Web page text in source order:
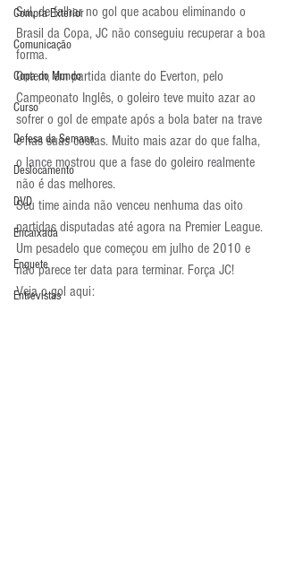
Compra Exterior
Comunicação
Copa do Mundo
Curso
Defesa da Semana
Deslocamento
DVD
Encaixada
Enquete
Entrevistas
Sul, de falhar no gol que acabou eliminando o
Brasil da Copa, JC não conseguiu recuperar a boa
forma.
Ontem, em partida diante do Everton, pelo
Campeonato Inglês, o goleiro teve muito azar ao
sofrer o gol de empate após a bola bater na trave
e nas suas costas. Muito mais azar do que falha,
o lance mostrou que a fase do goleiro realmente
não é das melhores.
Seu time ainda não venceu nenhuma das oito
partidas disputadas até agora na Premier League.
Um pesadelo que começou em julho de 2010 e
não parece ter data para terminar. Força JC!
Veja o gol aqui: